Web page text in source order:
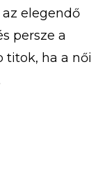
elegendő
persze a
titok, ha a női